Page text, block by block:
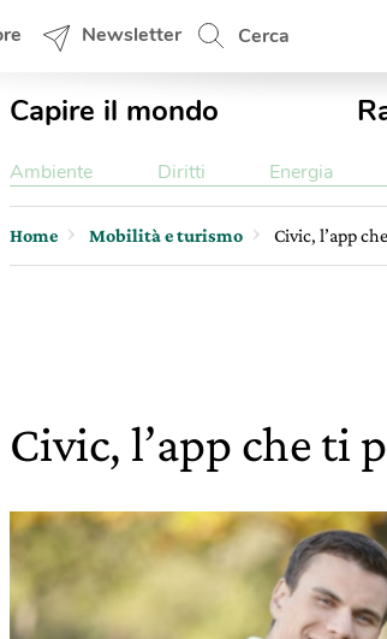
Newsletter Cerca
Capire il mondo
Ambiente Diritti Energia
Home Mobilità e turismo Civic, l’app
Civic, l’app che ti